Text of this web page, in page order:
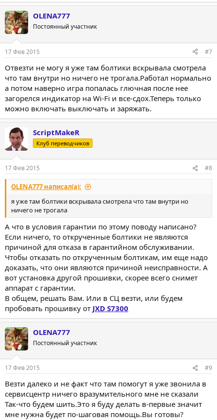
OLENA777
Постоянный участник
17 Фев 2015 #7
Отвезти не могу я уже там болтики вскрывала смотрела
что там внутри но ничего не трогала.Работал нормально
а потом наверно игра попалась глючная после нее
загорелся индикатор на Wi-Fi и все-сдох.Теперь только
можно включать выключать и заряжать.
ScriptMakeR
Клуб переводчиков
17 Фев 2015 #8
OLENA777 написал(а):
я уже там болтики вскрывала смотрела что там внутри но
ничего не трогала
А что в условия гарантии по этому поводу написано?
Если ничего, то открученные болтики не являются
причиной для отказа в гарантийном обслуживании.
Чтобы отказать по открученным болтикам, им еще надо
доказать, что они являются причиной неисправности. А
вот установка другой прошивки, скорее всего снимет
аппарат с гарантии.
В общем, решать Вам. Или в СЦ везти, или будем
пробовать прошивку от JXD S7300
OLENA777
Постоянный участник
17 Фев 2015 #9
Везти далеко и не факт что там помогут я уже звонила в
сервисцентр ничего вразумительного мне не сказали
Так-что будем шить.Это я буду делать в-первые значит
мне нужна будет по-шаговая помощь.Вы готовы?